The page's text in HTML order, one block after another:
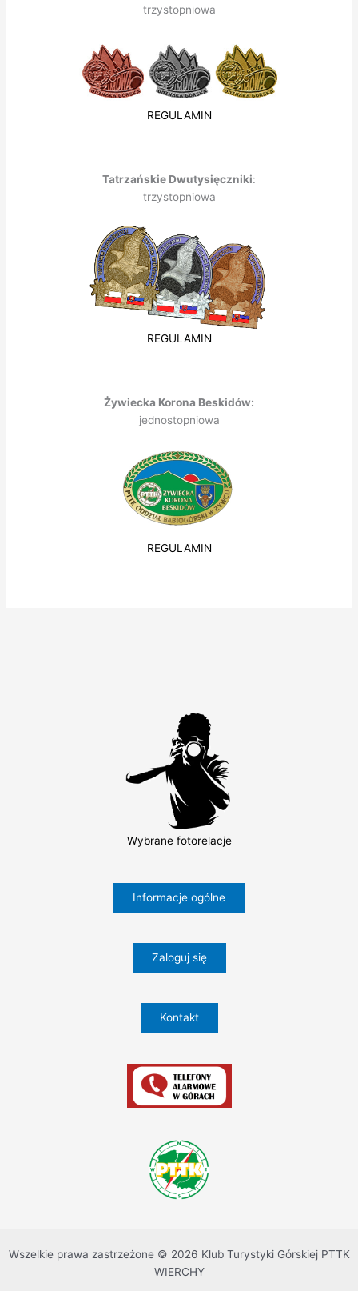
Wybrane fotorelacje
Informacje ogólne
Zaloguj się
Kontakt
trzystopniowa
REGULAMIN
Tatrzańskie Dwutysięczniki:
trzystopniowa
REGULAMIN
Żywiecka Korona Beskidów:
jednostopniowa
REGULAMIN
Wszelkie prawa zastrzeżone © 2026 Klub Turystyki Górskiej PTTK
WIERCHY